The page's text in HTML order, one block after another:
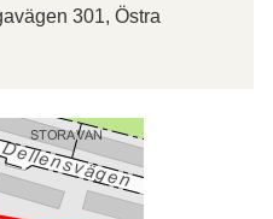
301, Östra